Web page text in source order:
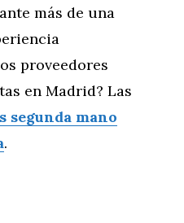
más de una
proveedores
en Madrid? Las
segunda mano
.